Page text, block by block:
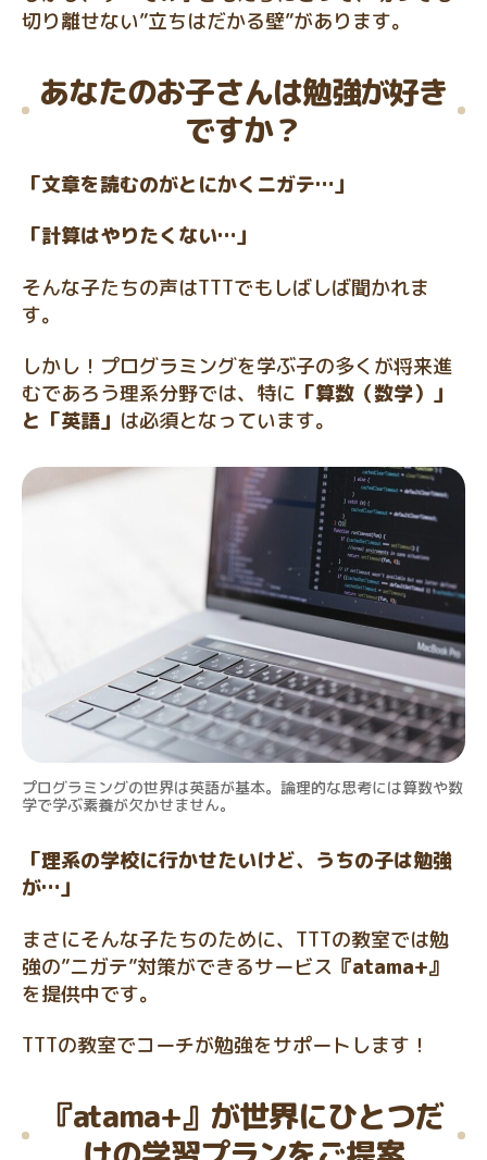
切り離せない”立ちはだかる壁”があります。
あなたのお子さんは勉強が好き
ですか？
「文章を読むのがとにかくニガテ…」
「計算はやりたくない…」
そんな子たちの声はTTTでもしばしば聞かれま
す。
しかし！プログラミングを学ぶ子の多くが将来進
むであろう理系分野では、特に 「算数（数学）」
と「英語」 は必須となっています。
プログラミングの世界は英語が基本。論理的な思考には算数や数
学で学ぶ素養が欠かせません。
「理系の学校に行かせたいけど、うちの子は勉強
が…」
まさにそんな子たちのために、TTTの教室では勉
強の”ニガテ”対策ができるサービス 『atama+』
を提供中です。
TTTの教室でコーチが勉強をサポートします！
『atama+』が世界にひとつだ